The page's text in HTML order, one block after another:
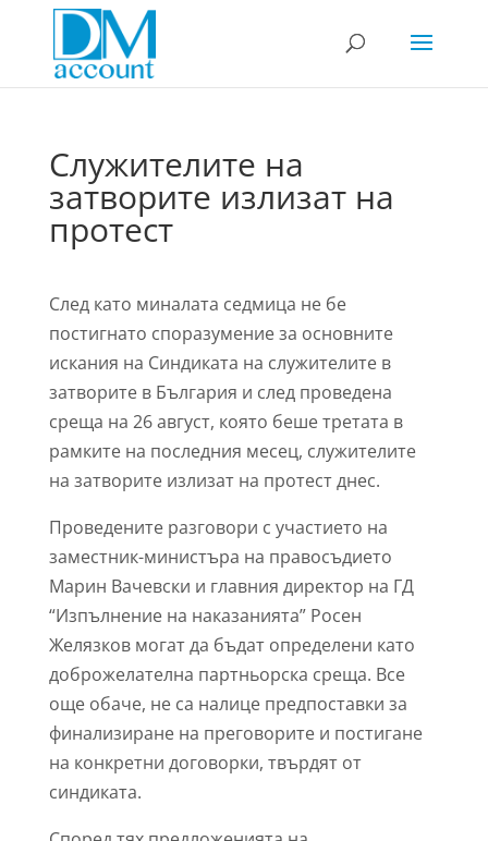
Служителите на
затворите излизат на
протест
След като миналата седмица не бе
постигнато споразумение за основните
искания на Синдиката на служителите в
затворите в България и след проведена
среща на 26 август, която беше третата в
рамките на последния месец, служителите
на затворите излизат на протест днес.
Проведените разговори с участието на
заместник-министъра на правосъдието
Марин Вачевски и главния директор на ГД
“Изпълнение на наказанията” Росен
Желязков могат да бъдат определени като
доброжелателна партньорска среща. Все
още обаче, не са налице предпоставки за
финализиране на преговорите и постигане
на конкретни договорки, твърдят от
синдиката.